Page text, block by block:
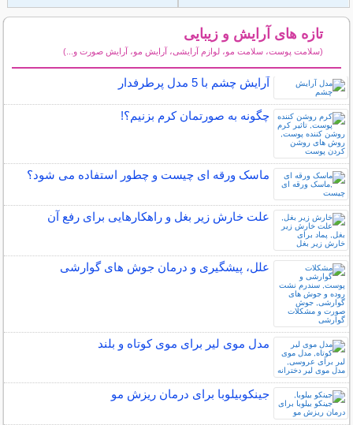
تازه های آرایش و زیبایی
(سلامت پوست، سلامت مو، لوازم آرایشی، آرایش مو، آرایش صورت و...)
آرایش چشم با 5 مدل پرطرفدار
چگونه به صورتمان کرم بزنیم؟!
ماسک ورقه ای چیست و چطور استفاده می شود؟
علت خارش زیر بغل و راهکارهایی برای رفع آن
علل، پیشگیری و درمان جوش های گوارشی
مدل موی لیر برای موی کوتاه و بلند
جینکوبیلوبا برای درمان ریزش مو